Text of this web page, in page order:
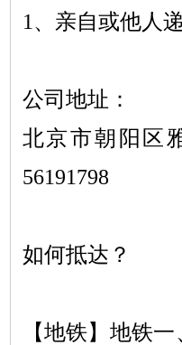
1、亲自或他人
公司地址：
北京市朝阳区
56191798
如何抵达？
【地铁】地铁